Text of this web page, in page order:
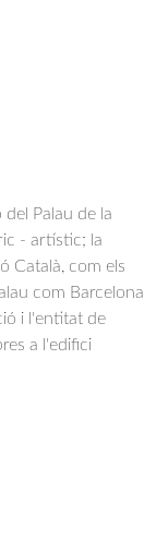
Palau de la
- artístic; la
Català, com els
com Barcelona
i l'entitat de
a l'edifici